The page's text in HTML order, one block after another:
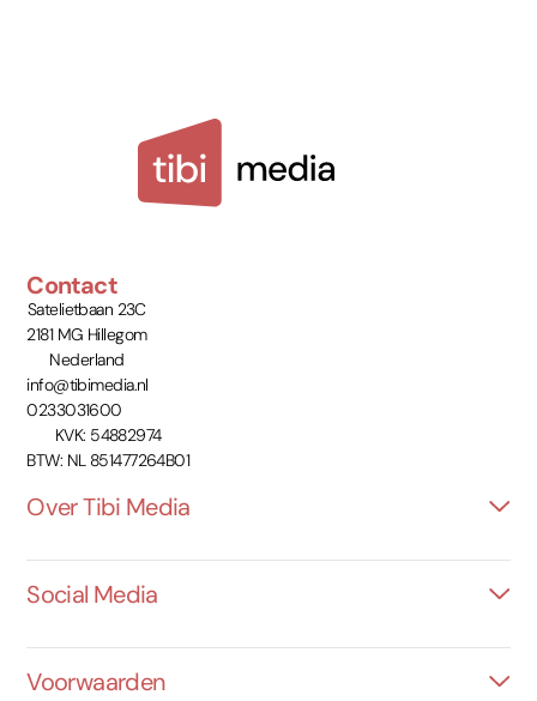
Contact
Satelietbaan 23C
2181 MG Hillegom
Nederland
info@tibimedia.nl
0233031600
KVK: 54882974
BTW: NL 851477264B01
Over Tibi Media
Social Media
Voorwaarden